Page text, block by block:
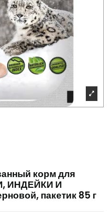
корм для
ИНДЕЙКИ И
пакетик 85 г